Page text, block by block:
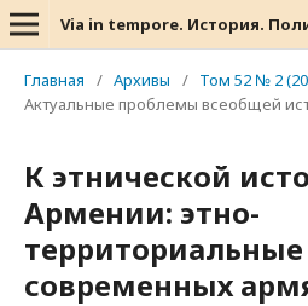
Via in tempore. История.
Главная / Архивы / Том 52 № 2
Актуальные проблемы всеобщей
К этнической
Армении: этно-
современных